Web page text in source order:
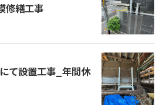
修繕工事
て設置工事_年間休